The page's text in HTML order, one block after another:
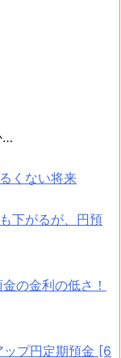
…
くない将来
下がるが、円預
の金利の低さ！
プ円定期預金 [6